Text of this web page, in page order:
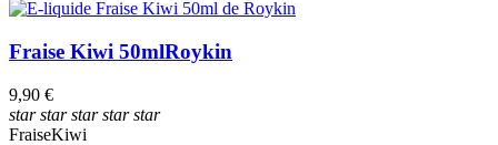
Fraise Kiwi 50mlRoykin
9,90 €
starstarstarstarstar
FraiseKiwi